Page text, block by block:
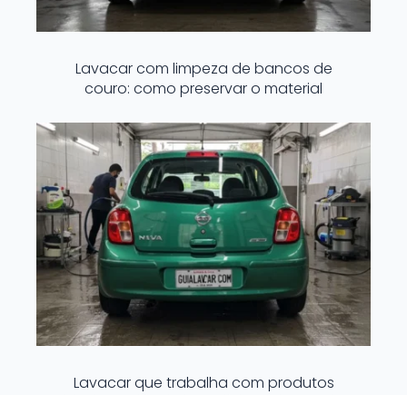
Lavacar com limpeza de bancos de
couro: como preservar o material
Lavacar que trabalha com produtos